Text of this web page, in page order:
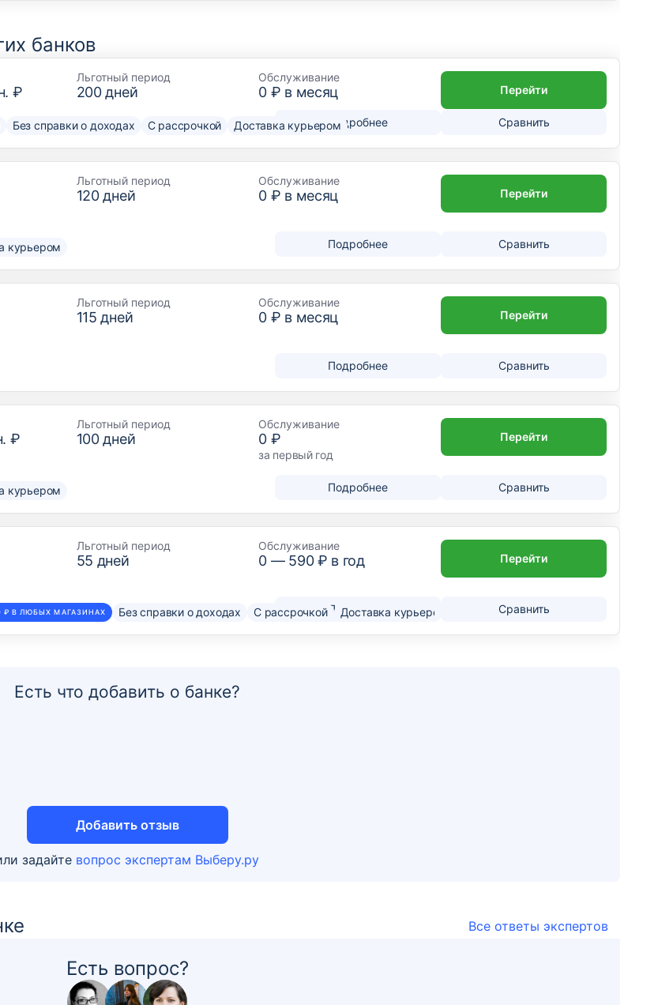
банков
₽
Льготный период
200дней
Обслуживание
0 ₽ в месяц
Без справки о доходах С рассрочкой Доставка курьеромПодробнее Сравнить
Перейти
Льготный период
120дней
Обслуживание
0 ₽ в месяц
курьером Подробнее Сравнить
Перейти
Льготный период
115 дней
Обслуживание
0 ₽ в месяц
Подробнее Сравнить
Перейти
₽
Льготный период
100дней
Обслуживание
0 ₽
за первый год
курьером Подробнее Сравнить
Перейти
Льготный период
55 дней
Обслуживание
0 — 590₽ в год
₽ В ЛЮБЫХ МАГАЗИНАХ Без справки о доходах С рассрочкой Доставка курьером
Подробнее Сравнить
Перейти
Есть что добавить о банке?
Добавить отзыв
задайте вопрос экспертам Выберу.ру
Все ответы экспертов
Есть вопрос?